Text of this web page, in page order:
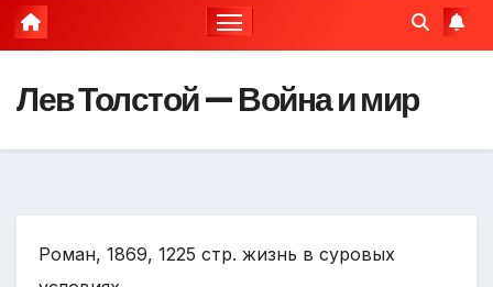
Лев Толстой — Война и мир
Роман, 1869, 1225 стр. жизнь в суровых